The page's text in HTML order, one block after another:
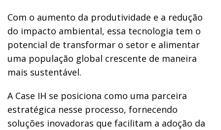
Com o aumento da produtividade e a redução
do impacto ambiental, essa tecnologia tem o
potencial de transformar o setor e alimentar
uma população global crescente de maneira
mais sustentável.
A Case IH se posiciona como uma parceira
estratégica nesse processo, fornecendo
soluções inovadoras que facilitam a adoção da